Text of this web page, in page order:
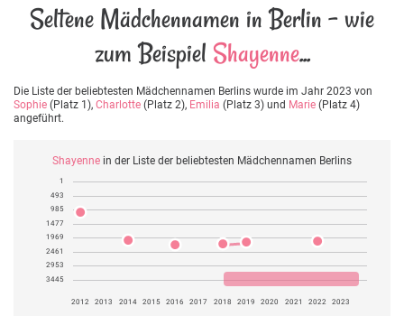
Seltene Mädchennamen in Berlin - wie
zum Beispiel Shayenne...
Die Liste der beliebtesten Mädchennamen Berlins wurde im Jahr 2023 von
Sophie (Platz 1), Charlotte (Platz 2), Emilia (Platz 3) und Marie (Platz 4)
angeführt.
Shayenne in der Liste der beliebtesten Mädchennamen Berlins
1
493
985
1477
1969
2461
2953
3445
2012 2013 2014 2015 2016 2017 2018 2019 2020 2021 2022 2023